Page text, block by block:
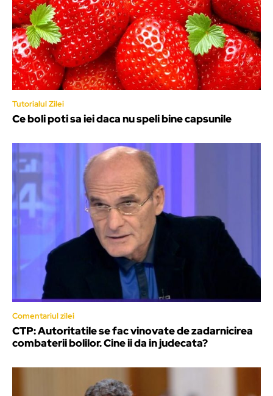
Tutorialul Zilei
Ce boli poti sa iei daca nu speli bine capsunile
Comentariul zilei
CTP: Autoritatile se fac vinovate de zadarnicirea
combaterii bolilor. Cine ii da in judecata?